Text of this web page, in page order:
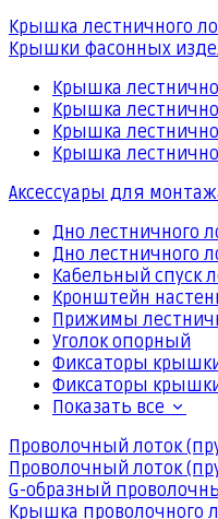
Крышка лестничного
Крышки фасонных
Крышка
Крышка
Крышка
Крышка
Аксессуары для
Дно лестничного
Дно лестничного
Кабельный спуск
Кронштейн
Прижимы
Уголок опорный
Фиксаторы
Фиксаторы
Показать все
Проволочный лоток
Проволочный лоток
G-образный
Крышка проволочного